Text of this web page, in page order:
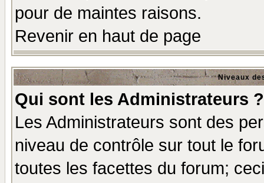
pour de maintes raisons.
Revenir en haut de page
Niveaux
Qui sont les Administrateurs ?
Les Administrateurs sont des
niveau de contrôle sur tout le
toutes les facettes du forum;